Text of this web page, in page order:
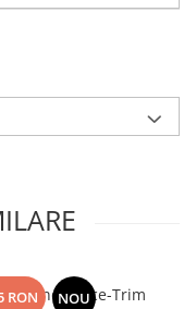
RON NOU
Linen Lace-Trim